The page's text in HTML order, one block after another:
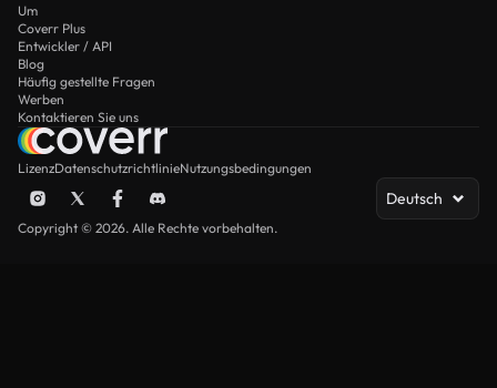
Um
Coverr Plus
Entwickler / API
Blog
Häufig gestellte Fragen
Werben
Kontaktieren Sie uns
LizenzDatenschutzrichtlinieNutzungsbedingungen
Deutsch
Copyright © 2026. Alle Rechte vorbehalten.